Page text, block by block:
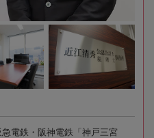
電鉄・阪神電鉄「神戸三宮